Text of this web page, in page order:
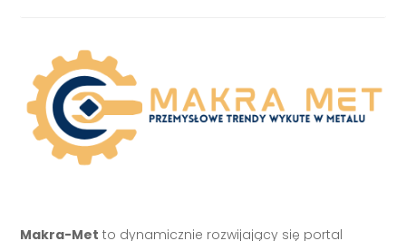
Makra-Met to dynamicznie rozwijający się portal